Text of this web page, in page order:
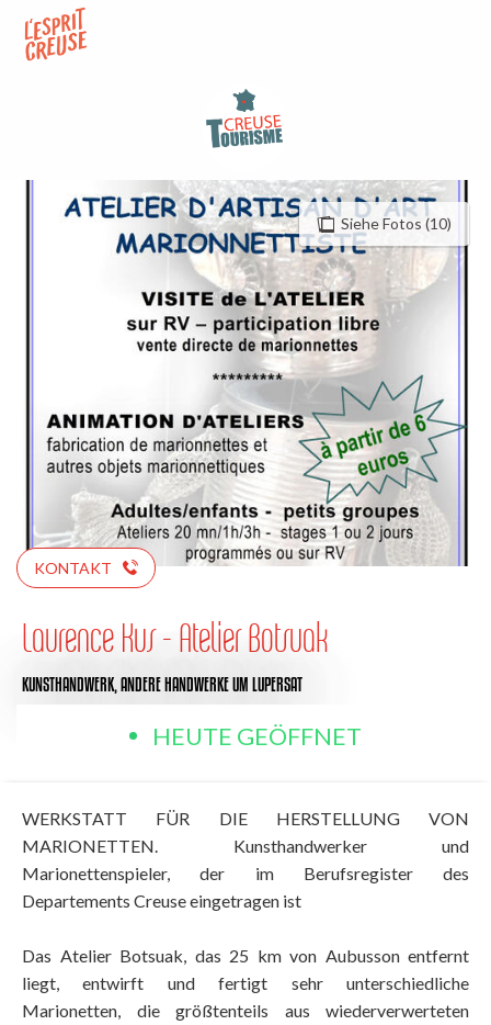
contenu
Siehe Fotos (10)
KONTAKT
Laurence Kus - Atelier Botsuak
KUNSTHANDWERK, ANDERE HANDWERKEUM LUPERSAT
HEUTE GEÖFFNET
WERKSTATT FÜR DIE HERSTELLUNG VON
MARIONETTEN. Kunsthandwerker und
Marionettenspieler, der im Berufsregister des
Departements Creuse eingetragen ist
Das Atelier Botsuak, das 25 km von Aubusson entfernt
liegt, entwirft und fertigt sehr unterschiedliche
Marionetten, die größtenteils aus wiederverwerteten